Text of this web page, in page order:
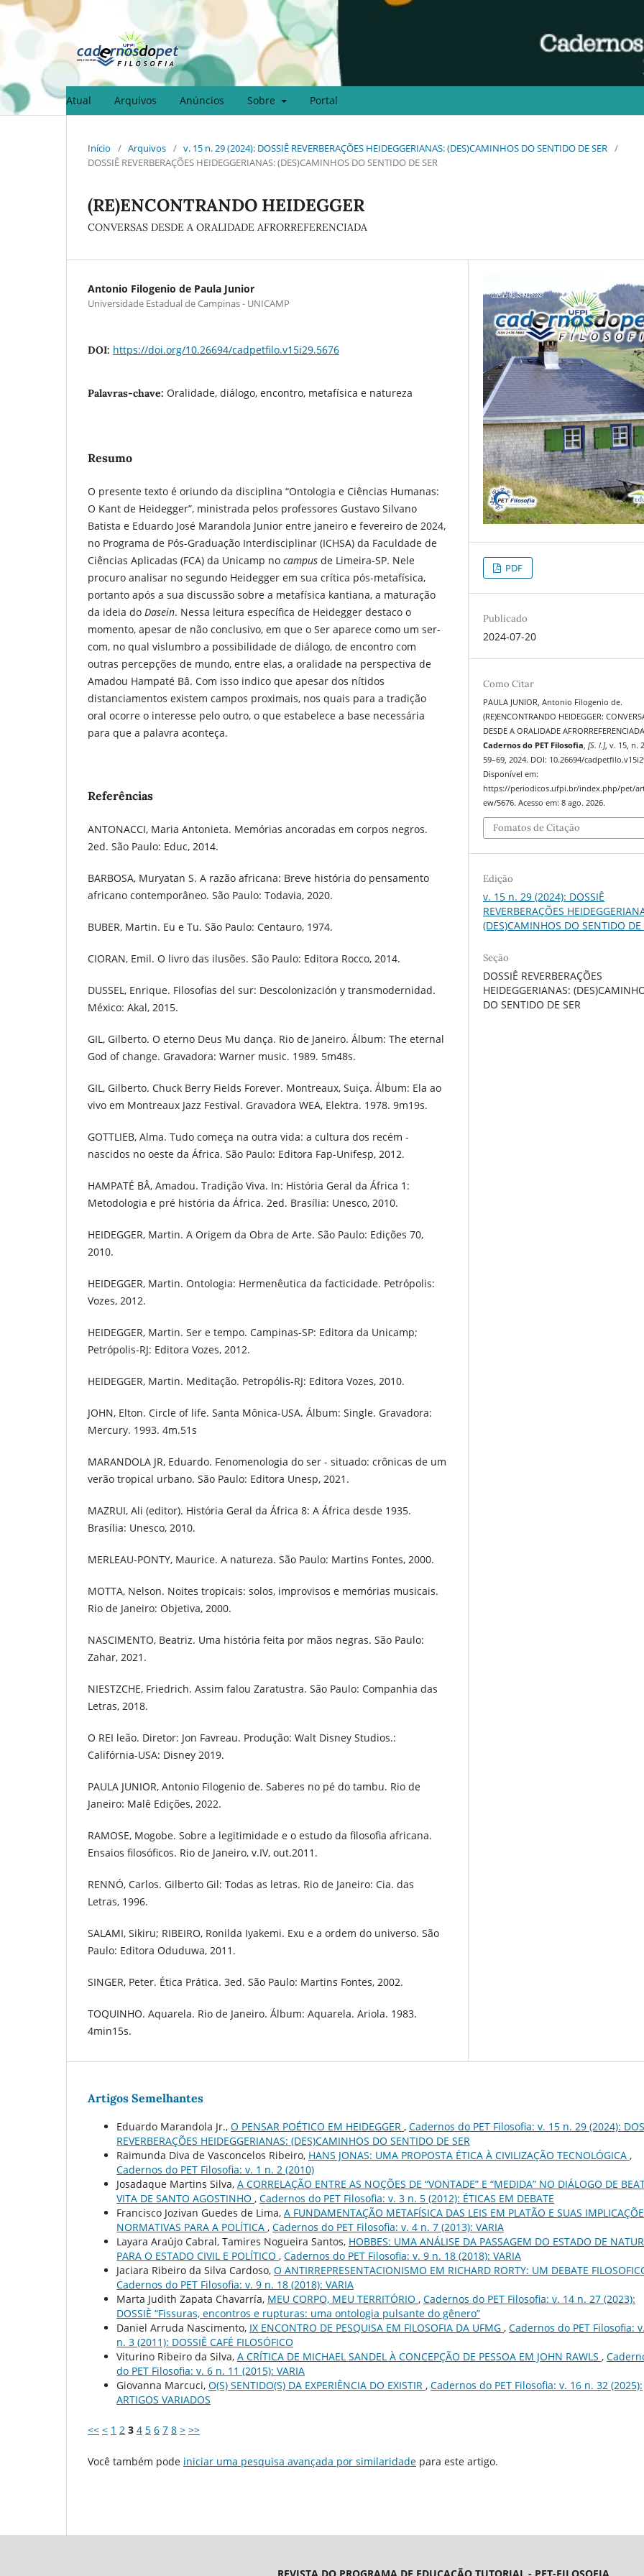
Atual Arquivos Anúncios Sobre Portal
Início / Arquivos / v. 15 n. 29 (2024): DOSSIÊ REVERBERAÇÕES HEIDEGGERIANAS: (DES)CAMINHOS DO SENTIDO DE SER /
DOSSIÊ REVERBERAÇÕES HEIDEGGERIANAS: (DES)CAMINHOS DO SENTIDO DE SER
(RE)ENCONTRANDO HEIDEGGER
CONVERSAS DESDE A ORALIDADE AFRORREFERENCIADA
Antonio Filogenio de Paula Junior
Universidade Estadual de Campinas - UNICAMP
DOI: https://doi.org/10.26694/cadpetfilo.v15i29.5676
Palavras-chave: Oralidade, diálogo, encontro, metafísica e natureza
Resumo
O presente texto é oriundo da disciplina “Ontologia e Ciências Humanas:
O Kant de Heidegger”, ministrada pelos professores Gustavo Silvano
Batista e Eduardo José Marandola Junior entre janeiro e fevereiro de 2024,
no Programa de Pós-Graduação Interdisciplinar (ICHSA) da Faculdade de
Ciências Aplicadas (FCA) da Unicamp no campus de Limeira-SP. Nele
procuro analisar no segundo Heidegger em sua crítica pós-metafísica,
portanto após a sua discussão sobre a metafísica kantiana, a maturação
da ideia do Dasein. Nessa leitura específica de Heidegger destaco o
momento, apesar de não conclusivo, em que o Ser aparece como um ser-
com, no qual vislumbro a possibilidade de diálogo, de encontro com
outras percepções de mundo, entre elas, a oralidade na perspectiva de
Amadou Hampaté Bâ. Com isso indico que apesar dos nítidos
distanciamentos existem campos proximais, nos quais para a tradição
oral ocorre o interesse pelo outro, o que estabelece a base necessária
para que a palavra aconteça.
Referências
ANTONACCI, Maria Antonieta. Memórias ancoradas em corpos negros.
2ed. São Paulo: Educ, 2014.
BARBOSA, Muryatan S. A razão africana: Breve história do pensamento
africano contemporâneo. São Paulo: Todavia, 2020.
BUBER, Martin. Eu e Tu. São Paulo: Centauro, 1974.
CIORAN, Emil. O livro das ilusões. São Paulo: Editora Rocco, 2014.
DUSSEL, Enrique. Filosofias del sur: Descolonización y transmodernidad.
México: Akal, 2015.
GIL, Gilberto. O eterno Deus Mu dança. Rio de Janeiro. Álbum: The eternal
God of change. Gravadora: Warner music. 1989. 5m48s.
GIL, Gilberto. Chuck Berry Fields Forever. Montreaux, Suiça. Álbum: Ela ao
vivo em Montreaux Jazz Festival. Gravadora WEA, Elektra. 1978. 9m19s.
GOTTLIEB, Alma. Tudo começa na outra vida: a cultura dos recém -
nascidos no oeste da África. São Paulo: Editora Fap-Unifesp, 2012.
HAMPATÉ BÂ, Amadou. Tradição Viva. In: História Geral da África 1:
Metodologia e pré história da África. 2ed. Brasília: Unesco, 2010.
HEIDEGGER, Martin. A Origem da Obra de Arte. São Paulo: Edições 70,
2010.
HEIDEGGER, Martin. Ontologia: Hermenêutica da facticidade. Petrópolis:
Vozes, 2012.
HEIDEGGER, Martin. Ser e tempo. Campinas-SP: Editora da Unicamp;
Petrópolis-RJ: Editora Vozes, 2012.
HEIDEGGER, Martin. Meditação. Petropólis-RJ: Editora Vozes, 2010.
JOHN, Elton. Circle of life. Santa Mônica-USA. Álbum: Single. Gravadora:
Mercury. 1993. 4m.51s
MARANDOLA JR, Eduardo. Fenomenologia do ser - situado: crônicas de um
verão tropical urbano. São Paulo: Editora Unesp, 2021.
MAZRUI, Ali (editor). História Geral da África 8: A África desde 1935.
Brasília: Unesco, 2010.
MERLEAU-PONTY, Maurice. A natureza. São Paulo: Martins Fontes, 2000.
MOTTA, Nelson. Noites tropicais: solos, improvisos e memórias musicais.
Rio de Janeiro: Objetiva, 2000.
NASCIMENTO, Beatriz. Uma história feita por mãos negras. São Paulo:
Zahar, 2021.
NIESTZCHE, Friedrich. Assim falou Zaratustra. São Paulo: Companhia das
Letras, 2018.
O REI leão. Diretor: Jon Favreau. Produção: Walt Disney Studios.:
Califórnia-USA: Disney 2019.
PAULA JUNIOR, Antonio Filogenio de. Saberes no pé do tambu. Rio de
Janeiro: Malê Edições, 2022.
RAMOSE, Mogobe. Sobre a legitimidade e o estudo da filosofia africana.
Ensaios filosóficos. Rio de Janeiro, v.IV, out.2011.
RENNÓ, Carlos. Gilberto Gil: Todas as letras. Rio de Janeiro: Cia. das
Letras, 1996.
SALAMI, Sikiru; RIBEIRO, Ronilda Iyakemi. Exu e a ordem do universo. São
Paulo: Editora Oduduwa, 2011.
SINGER, Peter. Ética Prática. 3ed. São Paulo: Martins Fontes, 2002.
TOQUINHO. Aquarela. Rio de Janeiro. Álbum: Aquarela. Ariola. 1983.
4min15s.
PDF
Publicado
2024-07-20
Como Citar
PAULA JUNIOR, Antonio Filogenio de.
(RE)ENCONTRANDO HEIDEGGER:
DESDE A ORALIDADE
Cadernos do PET Filosofia ,[S. l.], v. 15, n.
59–69, 2024. DOI: 10.26694/
Disponível em:
https://periodicos.ufpi.br/index.php/pet/
ew/5676. Acesso em: 8 ago. 2026.
Fomatos de Citação
Edição
v. 15 n. 29 (2024): DOSSIÊ
REVERBERAÇÕES
(DES)CAMINHOS DO SENTIDO DE
Seção
DOSSIÊ REVERBERAÇÕES
HEIDEGGERIANAS:
DO SENTIDO DE SER
Artigos Semelhantes
Eduardo Marandola Jr., O PENSAR POÉTICO EM HEIDEGGER , Cadernos do PET Filosofia: v. 15 n. 29 (2024):
REVERBERAÇÕES HEIDEGGERIANAS: (DES)CAMINHOS DO SENTIDO DE SER
Raimunda Diva de Vasconcelos Ribeiro, HANS JONAS: UMA PROPOSTA ÉTICA À CIVILIZAÇÃO TECNOLÓGICA ,
Cadernos do PET Filosofia: v. 1 n. 2 (2010)
Josadaque Martins Silva, A CORRELAÇÃO ENTRE AS NOÇÕES DE “VONTADE” E “MEDIDA” NO DIÁLOGO DE
VITA DE SANTO AGOSTINHO , Cadernos do PET Filosofia: v. 3 n. 5 (2012): ÉTICAS EM DEBATE
Francisco Jozivan Guedes de Lima, A FUNDAMENTAÇÃO METAFÍSICA DAS LEIS EM PLATÃO E SUAS
NORMATIVAS PARA A POLÍTICA , Cadernos do PET Filosofia: v. 4 n. 7 (2013): VARIA
Layara Araújo Cabral, Tamires Nogueira Santos, HOBBES: UMA ANÁLISE DA PASSAGEM DO ESTADO DE
PARA O ESTADO CIVIL E POLÍTICO , Cadernos do PET Filosofia: v. 9 n. 18 (2018): VARIA
Jaciara Ribeiro da Silva Cardoso, O ANTIRREPRESENTACIONISMO EM RICHARD RORTY: UM DEBATE
Cadernos do PET Filosofia: v. 9 n. 18 (2018): VARIA
Marta Judith Zapata Chavarría, MEU CORPO, MEU TERRITÓRIO , Cadernos do PET Filosofia: v. 14 n. 27 (2023):
DOSSIÈ “Fissuras, encontros e rupturas: uma ontologia pulsante do gênero”
Daniel Arruda Nascimento, IX ENCONTRO DE PESQUISA EM FILOSOFIA DA UFMG , Cadernos do PET Filosofia:
n. 3 (2011): DOSSIÊ CAFÉ FILOSÓFICO
Viturino Ribeiro da Silva, A CRÍTICA DE MICHAEL SANDEL À CONCEPÇÃO DE PESSOA EM JOHN RAWLS ,
do PET Filosofia: v. 6 n. 11 (2015): VARIA
Giovanna Marcuci, O(S) SENTIDO(S) DA EXPERIÊNCIA DO EXISTIR , Cadernos do PET Filosofia: v. 16 n. 32 (2025):
ARTIGOS VARIADOS
<< < 1 2 3 4 5 6 7 8 > >>
Você também pode iniciar uma pesquisa avançada por similaridade para este artigo.